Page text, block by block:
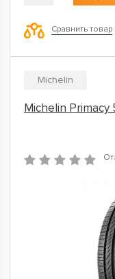
Сравнить товар
Michelin
Michelin Primacy